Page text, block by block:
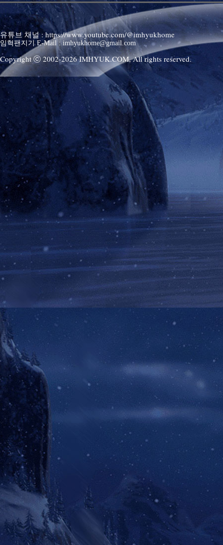
유튜브 채널 : https://www.youtube.com/@imhyukhome
임혁팬지기 E-Mail : imhyukhome@gmail.com
Copyright ⓒ 2002-2026IMHYUK.COM,All rights reserved.